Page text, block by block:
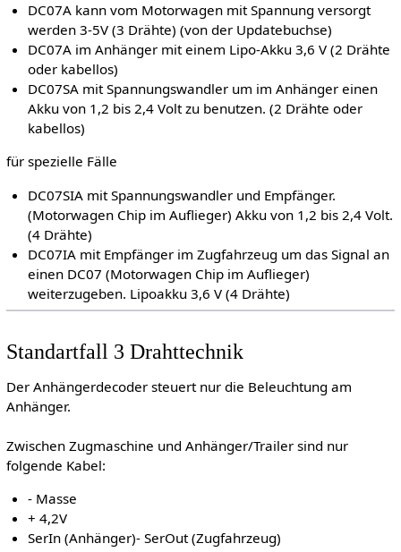
DC07A kann vom Motorwagen mit Spannung versorgt
werden 3-5V (3 Drähte) (von der Updatebuchse)
DC07A im Anhänger mit einem Lipo-Akku 3,6 V (2 Drähte
oder kabellos)
DC07SA mit Spannungswandler um im Anhänger einen
Akku von 1,2 bis 2,4 Volt zu benutzen. (2 Drähte oder
kabellos)
für spezielle Fälle
DC07SIA mit Spannungswandler und Empfänger.
(Motorwagen Chip im Auflieger) Akku von 1,2 bis 2,4 Volt.
(4 Drähte)
DC07IA mit Empfänger im Zugfahrzeug um das Signal an
einen DC07 (Motorwagen Chip im Auflieger)
weiterzugeben. Lipoakku 3,6 V (4 Drähte)
Standartfall 3 Drahttechnik
Der Anhängerdecoder steuert nur die Beleuchtung am
Anhänger.
Zwischen Zugmaschine und Anhänger/Trailer sind nur
folgende Kabel:
- Masse
+ 4,2V
SerIn (Anhänger)- SerOut (Zugfahrzeug)